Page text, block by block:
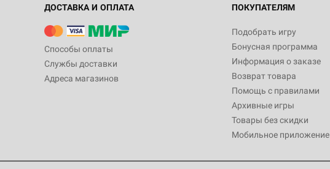
ДОСТАВКА И ОПЛАТА
Способы оплаты
Службы доставки
Адреса магазинов
ПОКУПАТЕЛЯМ
Подобрать игру
Бонусная программа
Информация о заказе
Возврат товара
Помощь с правилами
Архивные игры
Товары без скидки
Мобильное приложение